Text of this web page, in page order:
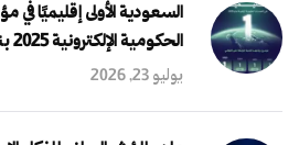
السعودية الأولى إقليميًا
الحكومية الإلكترونية 2025 بنسبة 99%
يوليو 23, 2026